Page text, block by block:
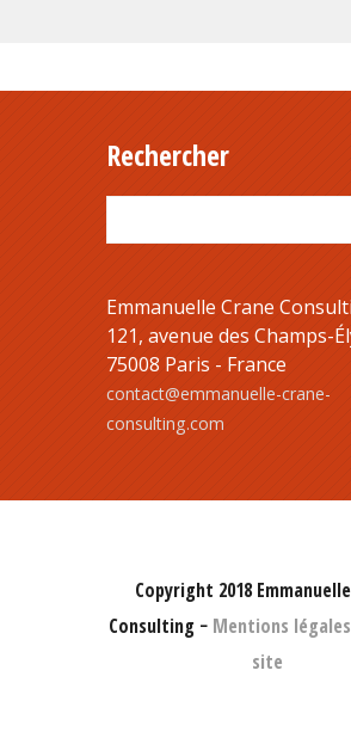
Rechercher
Emmanuelle Crane
121, avenue des Champs-
75008 Paris - France
contact@emmanuelle-crane-
consulting.com
Copyright 2018
Consulting − Mentions légales
site